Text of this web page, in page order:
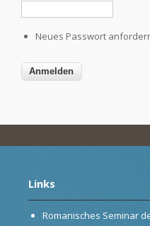
Neues Passwort
Links
Romanisches Seminar